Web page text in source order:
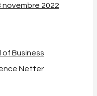
novembre 2022
of Business
Netter